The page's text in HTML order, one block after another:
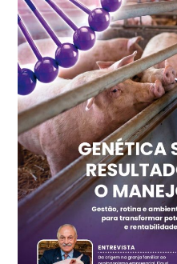
kg
Trigo Atacado - Regional
PR
R$ 1.417,12
t
Trigo Atacado - Regional
RS
R$ 1.325,22
t
Ovo Vermelho - Regional
Vermelho
R$ 168,86
cx